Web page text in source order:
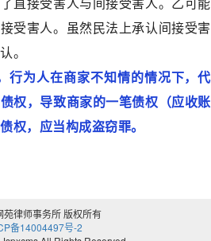
直接受害人与间接受害人。乙可能
受害人。虽然民法上承认间接受害
。
行为人在商家不知情的情况下，代
权，导致商家的一笔债权（应收账
权，应当构成盗窃罪。
苑律师事务所 版权所有
备14004497号-2